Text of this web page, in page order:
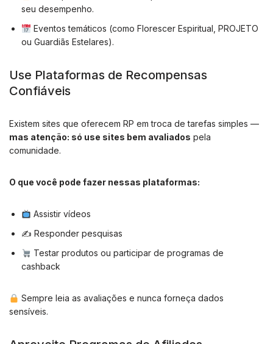
seu desempenho.
Eventos temáticos (como Florescer Espiritual, PROJETO
ou Guardiãs Estelares).
Use Plataformas de Recompensas
Confiáveis
Existem sites que oferecem RP em troca de tarefas simples —
mas atenção: só use sites bem avaliados pela
comunidade.
O que você pode fazer nessas plataformas:
Assistir vídeos
✍️ Responder pesquisas
Testar produtos ou participar de programas de
cashback
Sempre leia as avaliações e nunca forneça dados
sensíveis.